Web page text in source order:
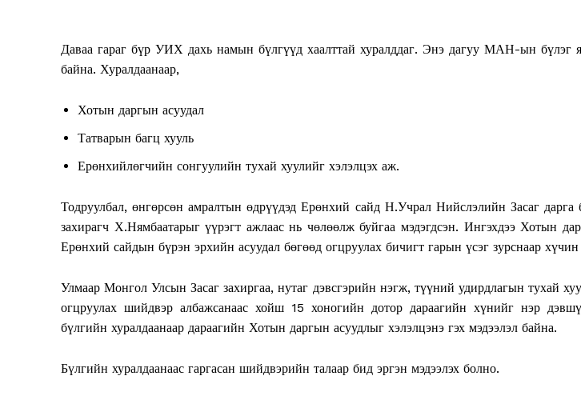
News Week
Даваа гараг бүр УИХ дахь намын бүлгүүд хаалттай хуралддаг. Энэ дагуу МАН-ын бүлэг
байна. Хуралдаанаар,
Хотын даргын асуудал
Татварын багц хууль
Ерөнхийлөгчийн сонгуулийн тухай хуулийг хэлэлцэх аж.
Тодруулбал, өнгөрсөн амралтын өдрүүдэд Ерөнхий сайд Н.Учрал Нийслэлийн Засаг дарга
захирагч Х.Нямбаатарыг үүрэгт ажлаас нь чөлөөлж буйгаа мэдэгдсэн. Ингэхдээ Хотын
Ерөнхий сайдын бүрэн эрхийн асуудал бөгөөд огцруулах бичигт гарын үсэг зурснаар
Улмаар Монгол Улсын Засаг захиргаа, нутаг дэвсгэрийн нэгж, түүний удирдлагын тухай
огцруулах шийдвэр албажсанаас хойш 15 хоногийн дотор дараагийн хүнийг нэр
бүлгийн хуралдаанаар дараагийн Хотын даргын асуудлыг хэлэлцэнэ гэх мэдээлэл байна.
Бүлгийн хуралдаанаас гаргасан шийдвэрийн талаар бид эргэн мэдээлэх болно.